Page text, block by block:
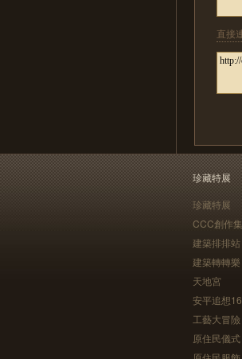
直接
珍藏特展
珍藏特展
CCC創作集
建築排排站
建築轉轉樂
天地宮
安平追想
工藝大冒險
原住民儀式